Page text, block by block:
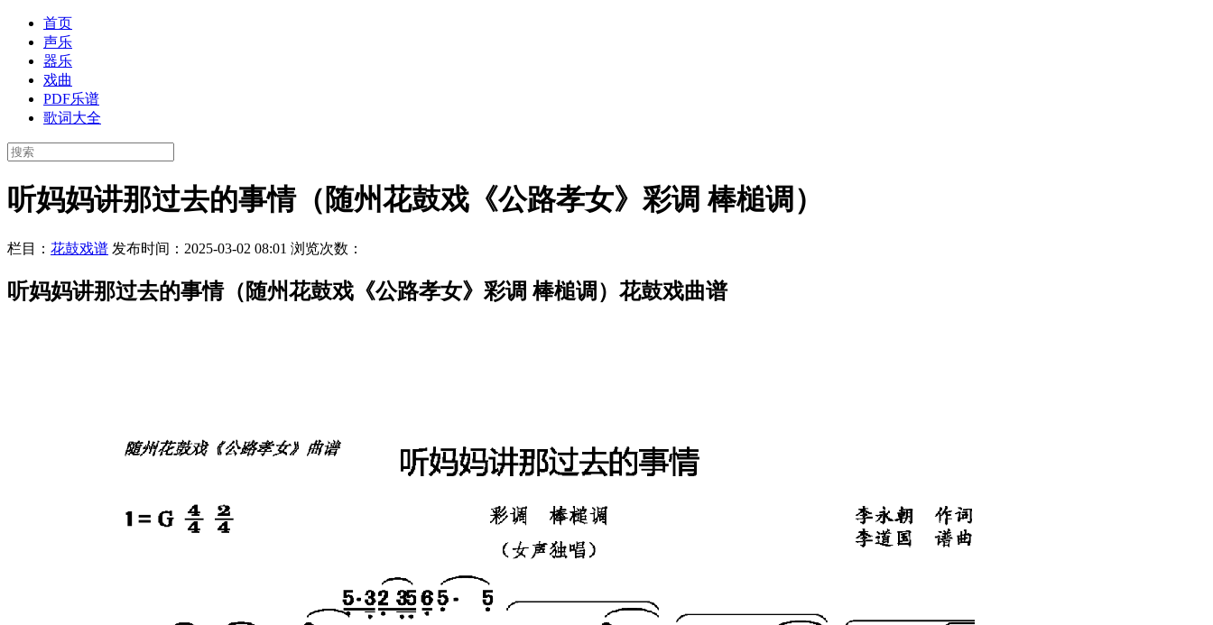
首页
声乐
器乐
戏曲
PDF乐谱
歌词大全
听妈妈讲那过去的事情（随州花鼓戏《公路孝女》彩调 棒槌调）
栏目： 花鼓戏谱 发布时间：2025-03-02 08:01 浏览次数：
听妈妈讲那过去的事情（随州花鼓戏《公路孝女》彩调 棒槌调）花鼓戏曲谱